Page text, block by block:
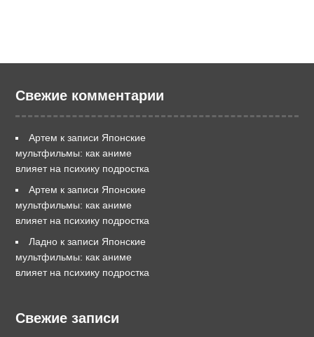
Свежие комментарии
Артем к записи Японские
мультфильмы: как аниме
влияет на психику подростка
Артем к записи Японские
мультфильмы: как аниме
влияет на психику подростка
Ладно к записи Японские
мультфильмы: как аниме
влияет на психику подростка
Свежие записи